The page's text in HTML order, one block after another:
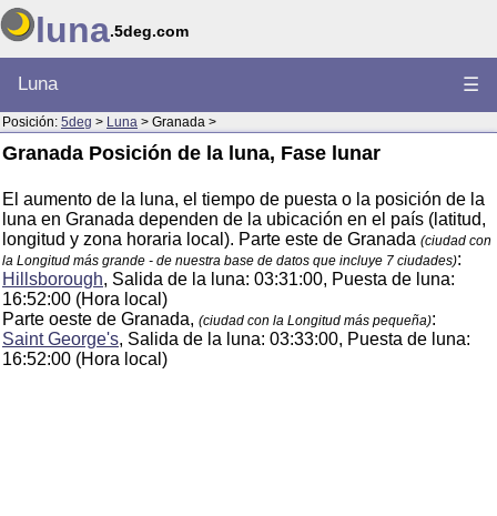
luna.5deg.com
Luna ☰
Posición: 5deg > Luna > Granada >
Granada Posición de la luna, Fase lunar
El aumento de la luna, el tiempo de puesta o la posición de la
luna en Granada dependen de la ubicación en el país (latitud,
longitud y zona horaria local). Parte este de Granada (ciudad con
la Longitud más grande - de nuestra base de datos que incluye 7 ciudades):
Hillsborough, Salida de la luna: 03:31:00, Puesta de luna:
16:52:00 (Hora local)
Parte oeste de Granada, (ciudad con la Longitud más pequeña):
Saint George's, Salida de la luna: 03:33:00, Puesta de luna:
16:52:00 (Hora local)